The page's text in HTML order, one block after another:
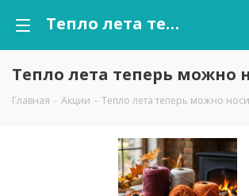
Тепло лета теперь можно носить!
Тепло лета теперь можно
Главная - Акции - Тепло лета теперь можно